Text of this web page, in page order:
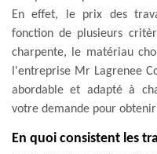
En effet, le prix des
fonction de plusieurs
charpente, le matériau
l'entreprise Mr Lagrenee
abordable et adapté à
votre demande pour
En quoi consistent les